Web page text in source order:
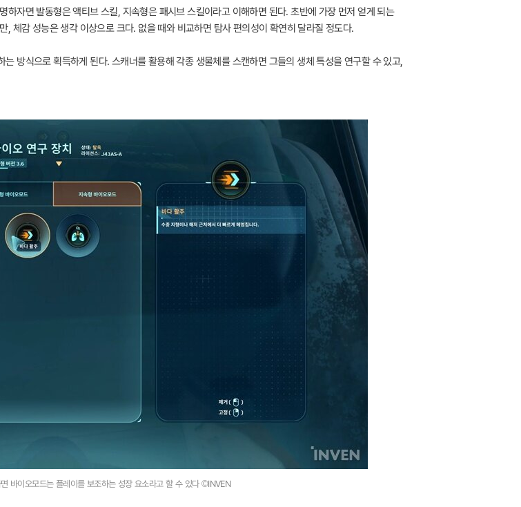
자면 발동형은 액티브 스킬, 지속형은 패시브 스킬이라고 이해하면 된다. 초반에 가장 먼저 얻게 되는
체감 성능은 생각 이상으로 크다. 없을 때와 비교하면 탐사 편의성이 확연히 달라질 정도다.
방식으로 획득하게 된다. 스캐너를 활용해 각종 생물체를 스캔하면 그들의 생체 특성을 연구할 수 있고,
바이오모드는 플레이를 보조하는 성장 요소라고 할 수 있다 ©INVEN